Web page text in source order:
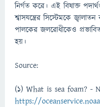
নির্গত করে। এই বিষাক্ত
শ্বাসযন্ত্রের সিস্টেমকে
পালকের জলরোধীকেও
হয়।
Source:
(1) What is sea foam? -
https://